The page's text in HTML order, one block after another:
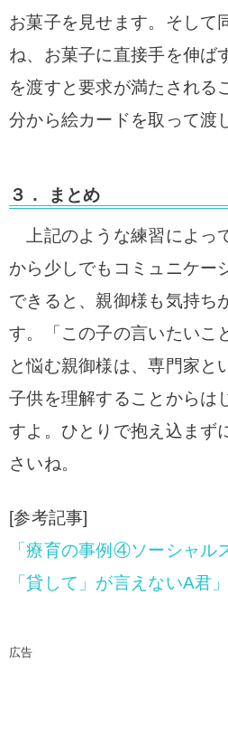
お菓子を見せます。そして
ね、お菓子に直接手を伸ば
を渡すと要求が満たされる
分から絵カードを取って渡
３． まとめ
上記のような練習によっ
から少しでもコミュニケー
できると、親御様も気持ち
す。
「この子の言いたいこ
と悩む親御様は、専門家と
子供を理解することからは
すよ。ひとりで抱え込まず
さいね。
[参考記事]
「療育の事例④ソーシャル
「貸して」が言えないA君」
広告